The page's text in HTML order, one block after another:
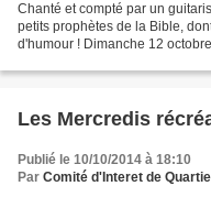
Chanté et compté par un
petits prophètes de la Bible,
d'humour ! Dimanche 12
Les Mercredis
Publié le 10/10/2014 à 18:10
Par Comité d'Interet de